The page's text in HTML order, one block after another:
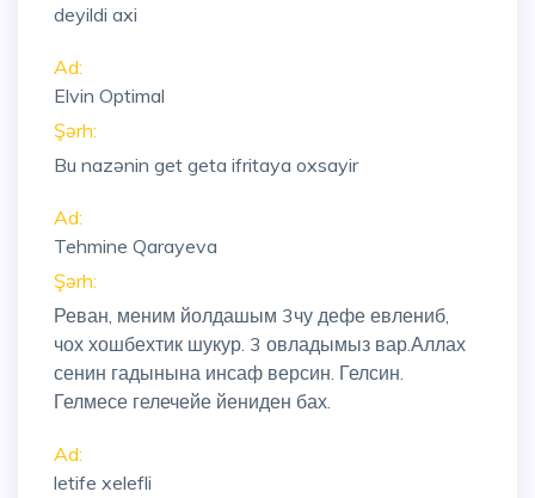
deyildi axi
Ad:
Elvin Optimal
Şərh:
Bu nazənin get geta ifritaya oxsayir
Ad:
Tehmine Qarayeva
Şərh:
Реван, меним йолдашым 3чу дефе евлениб,
чох хошбехтик шукур. 3 овладымыз вар.Аллах
сенин гадынына инсаф версин. Гелсин.
Гелмесе гелечейе йениден бах.
Ad:
letife xelefli